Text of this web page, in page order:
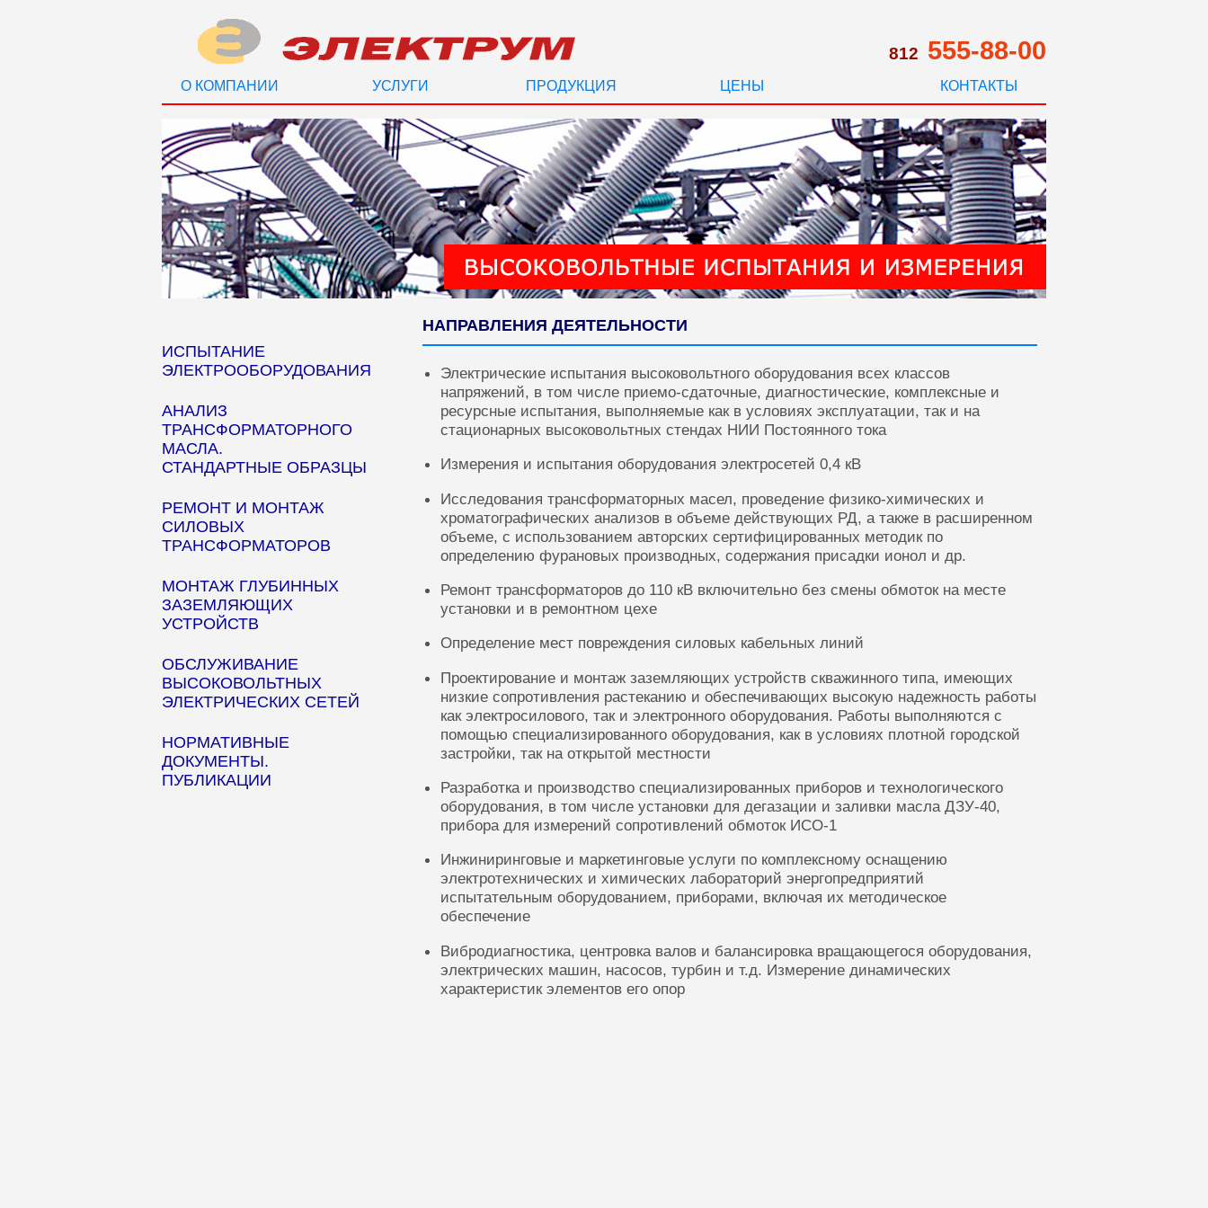
812 555-88-00
О КОМПАНИИ УСЛУГИ ПРОДУКЦИЯ ЦЕНЫ КОНТАКТЫ
ИСПЫТАНИЕ
ЭЛЕКТРООБОРУДОВАНИЯ
АНАЛИЗ
ТРАНСФОРМАТОРНОГО
МАСЛА.
СТАНДАРТНЫЕ ОБРАЗЦЫ
РЕМОНТ И МОНТАЖ
СИЛОВЫХ
ТРАНСФОРМАТОРОВ
МОНТАЖ ГЛУБИННЫХ
ЗАЗЕМЛЯЮЩИХ
УСТРОЙСТВ
ОБСЛУЖИВАНИЕ
ВЫСОКОВОЛЬТНЫХ
ЭЛЕКТРИЧЕСКИХ СЕТЕЙ
НОРМАТИВНЫЕ
ДОКУМЕНТЫ.
ПУБЛИКАЦИИ
НАПРАВЛЕНИЯ ДЕЯТЕЛЬНОСТИ
Электрические испытания высоковольтного оборудования всех классов
напряжений, в том числе приемо-сдаточные, диагностические, комплексные и
ресурсные испытания, выполняемые как в условиях эксплуатации, так и на
стационарных высоковольтных стендах НИИ Постоянного тока
Измерения и испытания оборудования электросетей 0,4 кВ
Исследования трансформаторных масел, проведение физико-химических и
хроматографических анализов в объеме действующих РД, а также в расширенном
объеме, с использованием авторских сертифицированных методик по
определению фурановых производных, содержания присадки ионол и др.
Ремонт трансформаторов до 110 кВ включительно без смены обмоток на месте
установки и в ремонтном цехе
Определение мест повреждения силовых кабельных линий
Проектирование и монтаж заземляющих устройств скважинного типа, имеющих
низкие сопротивления растеканию и обеспечивающих высокую надежность работы
как электросилового, так и электронного оборудования. Работы выполняются с
помощью специализированного оборудования, как в условиях плотной городской
застройки, так на открытой местности
Разработка и производство специализированных приборов и технологического
оборудования, в том числе установки для дегазации и заливки масла ДЗУ-40,
прибора для измерений сопротивлений обмоток ИСО-1
Инжиниринговые и маркетинговые услуги по комплексному оснащению
электротехнических и химических лабораторий энергопредприятий
испытательным оборудованием, приборами, включая их методическое
обеспечение
Вибродиагностика, центровка валов и балансировка вращающегося оборудования,
электрических машин, насосов, турбин и т.д. Измерение динамических
характеристик элементов его опор